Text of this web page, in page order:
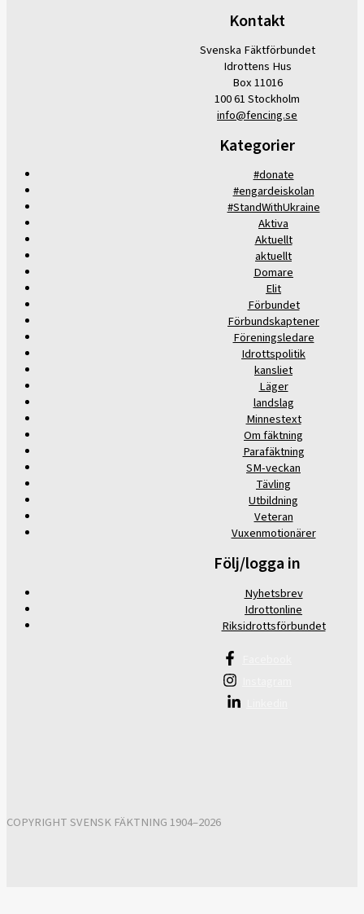
Kontakt
Svenska Fäktförbundet
Idrottens Hus
Box 11016
100 61 Stockholm
info@fencing.se
Kategorier
#donate
#engardeiskolan
#StandWithUkraine
Aktiva
Aktuellt
aktuellt
Domare
Elit
Förbundet
Förbundskaptener
Föreningsledare
Idrottspolitik
kansliet
Läger
landslag
Minnestext
Om fäktning
Parafäktning
SM-veckan
Tävling
Utbildning
Veteran
Vuxenmotionärer
Följ/logga in
Nyhetsbrev
Idrottonline
Riksidrottsförbundet
COPYRIGHT SVENSK FÄKTNING 1904–2026